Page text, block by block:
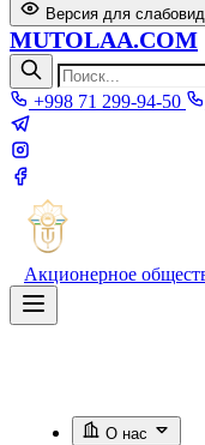
Версия для
MUTOLAA.COM
+998 71 299-94-50
Акционерное
О нас